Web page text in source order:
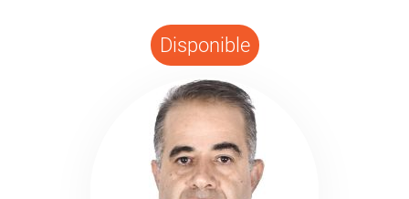
Disponible